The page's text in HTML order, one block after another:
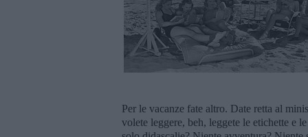
Per le vacanze fate altro. Date retta al
volete leggere, beh, leggete le etichette e